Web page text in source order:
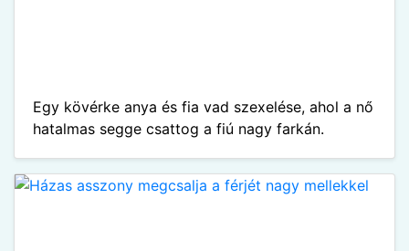
Egy kövérke anya és fia vad szexelése, ahol a nő
hatalmas segge csattog a fiú nagy farkán.